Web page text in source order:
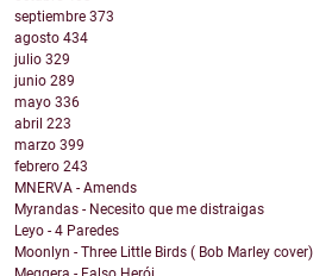
septiembre 373
agosto 434
julio 329
junio 289
mayo 336
abril 223
marzo 399
febrero 243
MNERVA - Amends
Myrandas - Necesito que me distraigas
Leyo - 4 Paredes
Moonlyn - Three Little Birds ( Bob Marley cover)